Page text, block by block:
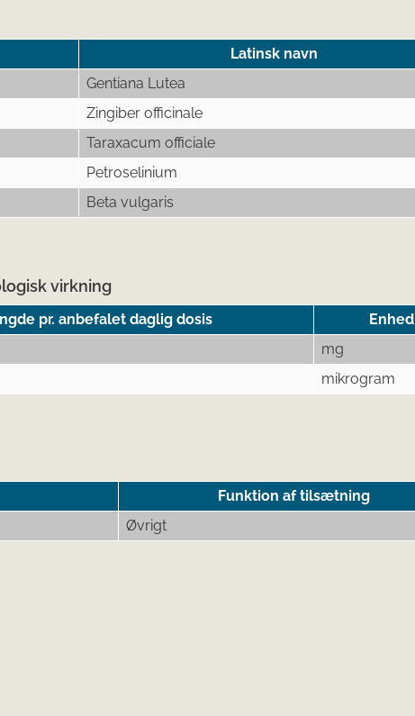
Latinsk navn
Gentiana Lutea
Zingiber officinale
Taraxacum officiale
Petroselinium
Beta vulgaris
virkning
pr. anbefalet daglig dosis
Enhed
mg
mikrogram
Funktion af tilsætning
Øvrigt